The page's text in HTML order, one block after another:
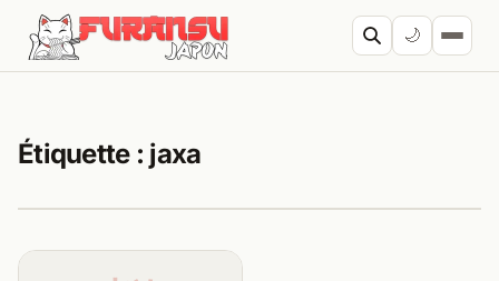
Aller au contenu
🌙
Étiquette : jaxa